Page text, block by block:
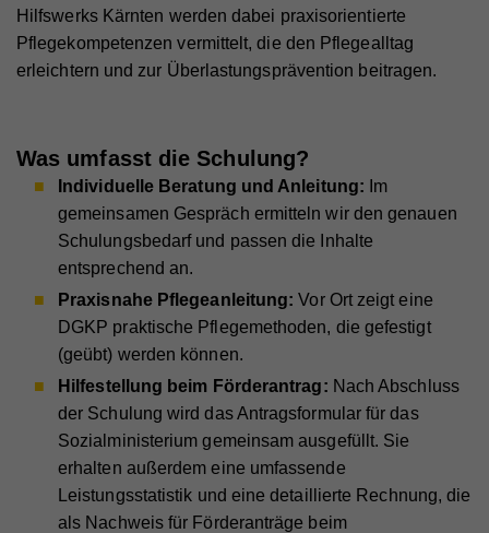
Hilfswerks Kärnten werden dabei praxisorientierte
Pflegekompetenzen vermittelt, die den Pflegealltag
erleichtern und zur Überlastungsprävention beitragen.
Was umfasst die Schulung?
Individuelle Beratung und Anleitung: Im
gemeinsamen Gespräch ermitteln wir den genauen
Schulungsbedarf und passen die Inhalte
entsprechend an.
Praxisnahe Pflegeanleitung: Vor Ort zeigt eine
DGKP praktische Pflegemethoden, die gefestigt
(geübt) werden können.
Hilfestellung beim Förderantrag: Nach Abschluss
der Schulung wird das Antragsformular für das
Sozialministerium gemeinsam ausgefüllt. Sie
erhalten außerdem eine umfassende
Leistungsstatistik und eine detaillierte Rechnung, die
als Nachweis für Förderanträge beim
Zweck
Wird von Google Analytics verwendet, um die
Anforderungsrate einzuschränken
Anbieter Whatchado
Laufzeit 1 Tag
Registriert eine eindeutige ID, die verwendet wird,
Website nutzt, zu generieren.
Name _ga
Whatchado
Laufzeit 2 Jahre
Zweck
um statistische Daten dazu, wie der Besucher die
Website nutzt, zu generieren.
Anbieter Google Analytics
Registriert eine eindeutige ID, die verwendet wird,
um statistische Daten dazu, wie der Besucher die
Website nutzt, zu generieren.